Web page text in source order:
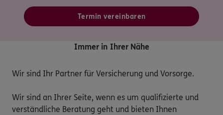
Termin vereinbaren
Immer in Ihrer Nähe
Wir sind Ihr Partner für Versicherung und Vorsorge.
Wir sind an Ihrer Seite, wenn es um qualifizierte und
verständliche Beratung geht und bieten Ihnen